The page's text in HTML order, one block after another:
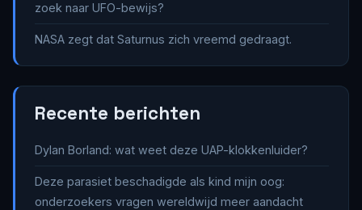
zoek naar UFO-bewijs?
NASA zegt dat Saturnus zich vreemd gedraagt.
Recente berichten
Dylan Borland: wat weet deze UAP-klokkenluider?
Deze parasiet beschadigde als kind mijn oog:
onderzoekers vragen wereldwijd meer aandacht